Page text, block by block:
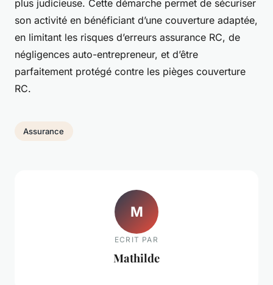
plus judicieuse. Cette démarche permet de sécuriser
son activité en bénéficiant d’une couverture adaptée,
en limitant les risques d’erreurs assurance RC, de
négligences auto-entrepreneur, et d’être
parfaitement protégé contre les pièges couverture
RC.
Assurance
M
ECRIT PAR
Mathilde